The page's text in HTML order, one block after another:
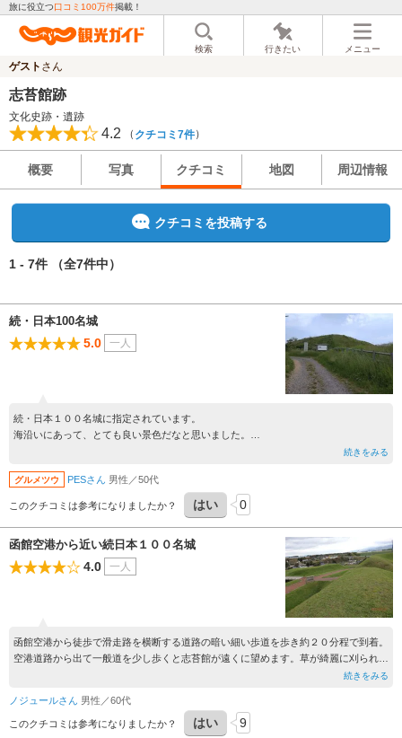
旅に役立つ口コミ100万件掲載！
検索 行きたい メニュー
ゲスト さん
志苔館跡
文化史跡・遺跡
4.2 （ クチコミ7件）
概要 写真 クチコミ 地図 周辺情報
クチコミを投稿する
1 - 7件 （全7件中）
続・日本100名城
5.0 一人
続・日本１００名城に指定されています。
海沿いにあって、とても良い景色だなと思いました。
行った日は風が強くて、ちょっと肌寒かったですけど、土塁とかを見るため散策した
津軽海峡の遠景が印象的です。
続きをみる
グルメツウ PESさん 男性／50代
このクチコミは参考になりましたか？ はい 0
函館空港から近い続日本１００名城
4.0 一人
函館空港から徒歩で滑走路を横断する道路の暗い細い歩道を歩き約２０分程で到着。
空港道路から出て一般道を少し歩くと志苔館が遠くに望めます。草が綺麗に刈られ土
塁の形状が良く分かりました。館の内部と周囲を一周。函館山が遠くに見え、津軽海
分。帰りの函館空港から搭乗した飛行機が離陸直後、離陸するコースによると思いま
すが眼下に志苔館が望めました。
続きをみる
ノジュールさん 男性／60代
このクチコミは参考になりましたか？ はい 9